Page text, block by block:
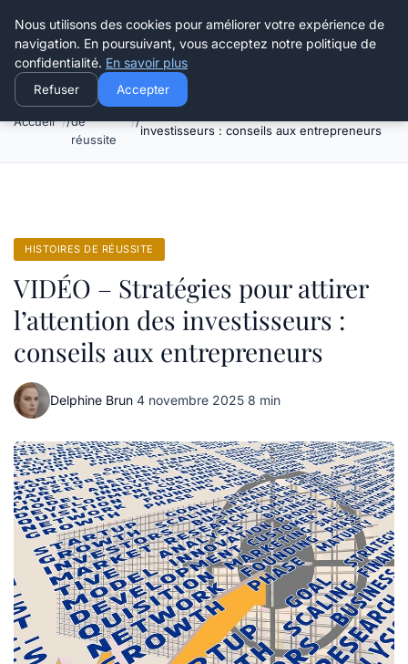
Henry Panky
Accueil
Histoires
de
réussite
investisseurs : conseils aux entrepreneurs
HISTOIRES DE RÉUSSITE
VIDÉO – Stratégies pour attirer
l’attention des investisseurs :
conseils aux entrepreneurs
Delphine Brun·4 novembre 2025·8 min
Nous utilisons des cookies pour améliorer votre expérience de
navigation. En poursuivant, vous acceptez notre politique de
confidentialité. En savoir plus
Refuser Accepter